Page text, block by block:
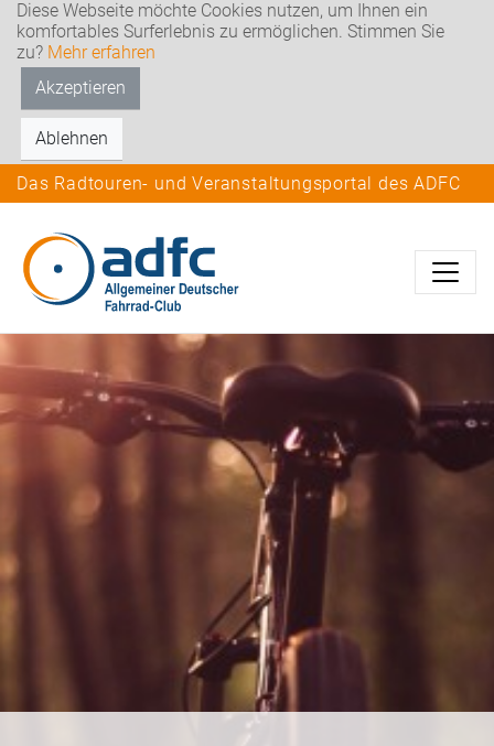
Diese Webseite möchte Cookies nutzen, um Ihnen ein
komfortables Surferlebnis zu ermöglichen. Stimmen Sie
zu? Mehr erfahren
Akzeptieren
Ablehnen
Das Radtouren- und Veranstaltungsportal des ADFC